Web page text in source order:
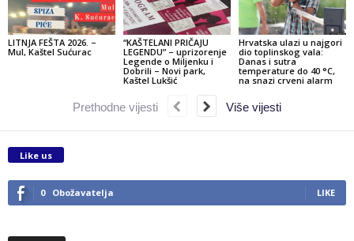
LITNJA FEŠTA 2026. –
Mul, Kaštel Sućurac
“KAŠTELANI PRIČAJU
LEGENDU” – uprizorenje
Legende o Miljenku i
Dobrili – Novi park,
Kaštel Lukšić
Hrvatska ulazi u najgori
dio toplinskog vala:
Danas i sutra
temperature do 40 °C,
na snazi crveni alarm
Prethodne vijesti Više vijesti
Like us
0 Obožavatelja LIKE